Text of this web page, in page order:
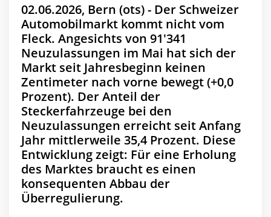
02.06.2026, Bern (ots) - Der Schweizer
Automobilmarkt kommt nicht vom
Fleck. Angesichts von 91'341
Neuzulassungen im Mai hat sich der
Markt seit Jahresbeginn keinen
Zentimeter nach vorne bewegt (+0,0
Prozent). Der Anteil der
Steckerfahrzeuge bei den
Neuzulassungen erreicht seit Anfang
Jahr mittlerweile 35,4 Prozent. Diese
Entwicklung zeigt: Für eine Erholung
des Marktes braucht es einen
konsequenten Abbau der
Überregulierung.